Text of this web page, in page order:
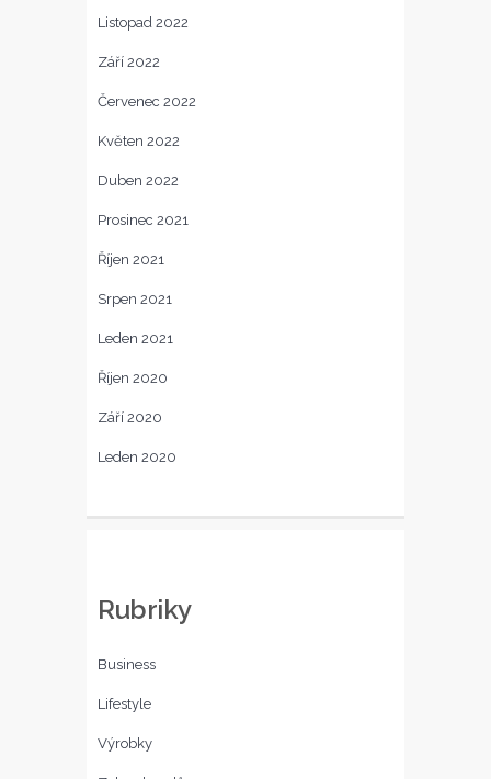
Listopad 2022
Září 2022
Červenec 2022
Květen 2022
Duben 2022
Prosinec 2021
Říjen 2021
Srpen 2021
Leden 2021
Říjen 2020
Září 2020
Leden 2020
Rubriky
Business
Lifestyle
Výrobky